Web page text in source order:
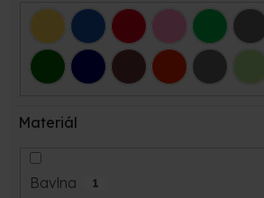
Materiál
Bavlna 1